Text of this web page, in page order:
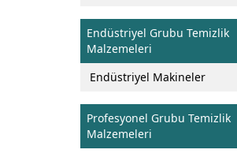
Endüstriyel Grubu Temizlik
Malzemeleri
Endüstriyel Makineler
Profesyonel Grubu Temizlik
Malzemeleri